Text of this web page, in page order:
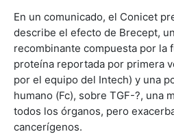
En un comunicado, el Conicet
describe el efecto de Brecept,
recombinante compuesta por la
proteína reportada por primera
por el equipo del Intech) y una
humano (Fc), sobre TGF-?, una
todos los órganos, pero
cancerígenos.